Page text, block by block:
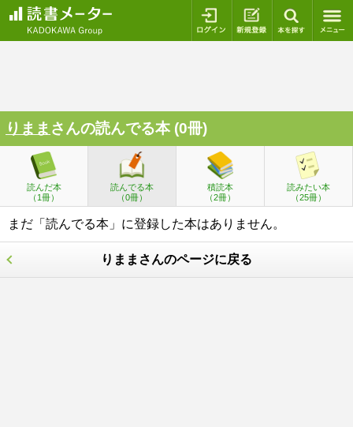
ログイン 新規登録
りまま さんの読んでる本 (0冊)
読んだ本
（1冊）
読んでる本
（0冊）
積読本
（2冊）
読みたい本
（25冊）
まだ「読んでる本」に登録した本はありません。
りままさんのページに戻る